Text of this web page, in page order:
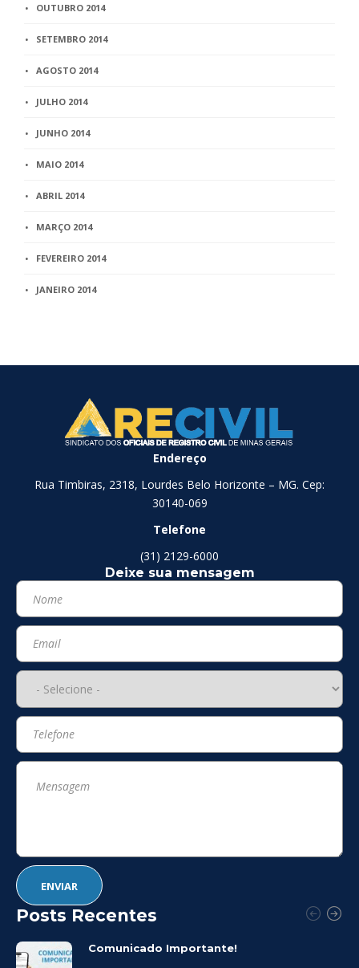
OUTUBRO 2014
SETEMBRO 2014
AGOSTO 2014
JULHO 2014
JUNHO 2014
MAIO 2014
ABRIL 2014
MARÇO 2014
FEVEREIRO 2014
JANEIRO 2014
Endereço
Rua Timbiras, 2318, Lourdes Belo Horizonte – MG. Cep:
30140-069
Telefone
(31) 2129-6000
Deixe sua mensagem
Posts Recentes
Comunicado Importante!